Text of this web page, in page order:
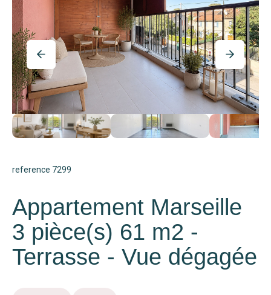
Nos Agences
Nos Équipes
Nos Tarifs
Nos Biens Vendus
Notre City Guide
reference 7299
Appartement Marseille
3 pièce(s) 61 m2 -
Terrasse - Vue dégagée